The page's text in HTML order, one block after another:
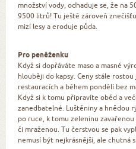
množství vody, odhaduje se, že na
9500 litrů! Tu ještě zároveň
mizí lesy a eroduje půda.
Pro peněženku
Když si dopřáváte maso a masné
hlouběji do kapsy. Ceny stále
restauracích a během pondělí bez
Když si k tomu připravíte oběd a
zanedbatelné. Luštěniny a hnědou
po ruce, k tomu zeleninu
či mraženou. Tu čerstvou se pak
nemusí být nejkrásnější, ale chutná